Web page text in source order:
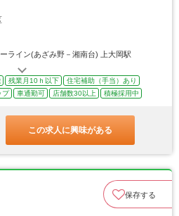
ライン(あざみ野－湘南台) 上大岡駅
残業月10ｈ以下
住宅補助（手当）あり
プ 車通勤可 店舗数30以上 積極採用中
この求人に興味がある
保存する